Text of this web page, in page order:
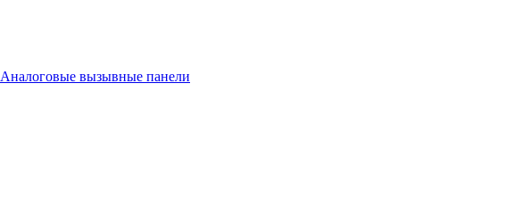
Аналоговые вызывные панели